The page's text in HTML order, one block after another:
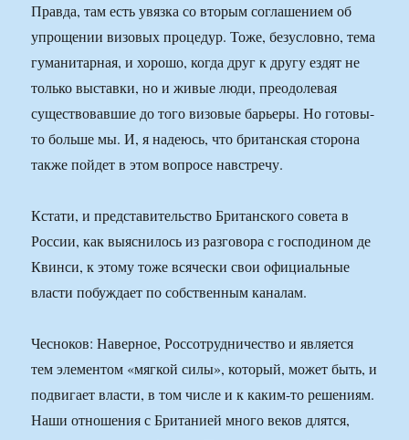
Правда, там есть увязка со вторым соглашением об
упрощении визовых процедур. Тоже, безусловно, тема
гуманитарная, и хорошо, когда друг к другу ездят не
только выставки, но и живые люди, преодолевая
существовавшие до того визовые барьеры. Но готовы-
то больше мы. И, я надеюсь, что британская сторона
также пойдет в этом вопросе навстречу.
Кстати, и представительство Британского совета в
России, как выяснилось из разговора с господином де
Квинси, к этому тоже всячески свои официальные
власти побуждает по собственным каналам.
Чесноков: Наверное, Россотрудничество и является
тем элементом «мягкой силы», который, может быть, и
подвигает власти, в том числе и к каким-то решениям.
Наши отношения с Британией много веков длятся,